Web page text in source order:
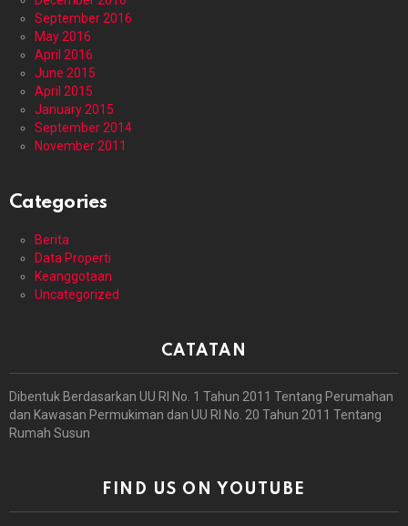
September 2016
May 2016
April 2016
June 2015
April 2015
January 2015
September 2014
November 2011
Categories
Berita
Data Properti
Keanggotaan
Uncategorized
CATATAN
Dibentuk Berdasarkan UU RI No. 1 Tahun 2011 Tentang Perumahan
dan Kawasan Permukiman dan UU RI No. 20 Tahun 2011 Tentang
Rumah Susun
FIND US ON YOUTUBE